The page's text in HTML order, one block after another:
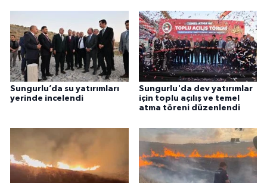
Sungurlu’da su yatırımları
yerinde incelendi
Sungurlu'da dev yatırımlar
için toplu açılış ve temel
atma töreni düzenlendi